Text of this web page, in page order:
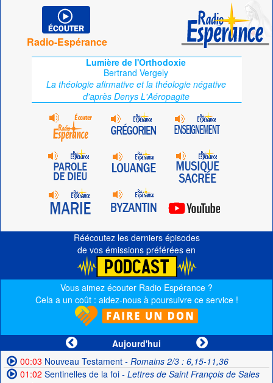
Radio-Espérance
Lumière de l'Orthodoxie
Bertrand Vergely
La théologie afirmative et la théologie négative
d'après Denys L'Aéropagite
Réécoutez les derniers épisodes
de vos émissions préférées en
Vous aimez écouter Radio Espérance ?
Cela a un coût : aidez-nous à poursuivre ce service !
Aujourd'hui
00:03 Nouveau Testament- Romains 2/3 : 6,15-11,36
01:02 Sentinelles de la foi- Lettres de Saint François de Sales